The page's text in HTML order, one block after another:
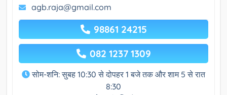
agb.raja@gmail.com
98861 24215
082 1237 1309
सोम-शनि: सुबह 10:30 से दोपहर 1 बजे तक और शाम 5 से रात
8:30